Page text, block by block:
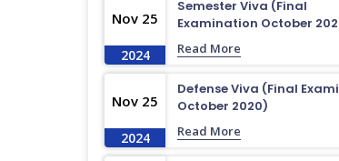
Nov 25
2024
Semester Viva (Final
Examination October
Read More
Nov 25
2024
Defense Viva (Final
October 2020)
Read More